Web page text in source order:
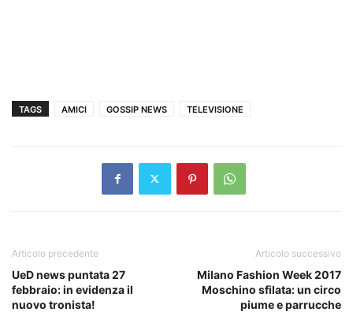
TAGS AMICI GOSSIP NEWS TELEVISIONE
Articolo precedente
UeD news puntata 27
febbraio: in evidenza il
nuovo tronista!
Articolo successivo
Milano Fashion Week 2017
Moschino sfilata: un circo
piume e parrucche